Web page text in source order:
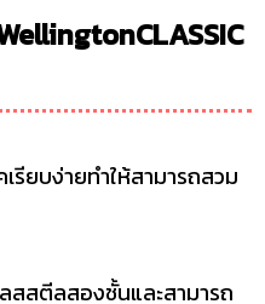
รียบง่ายทำให้สามารถสวม
สสตีลสองชั้นและสามารถ